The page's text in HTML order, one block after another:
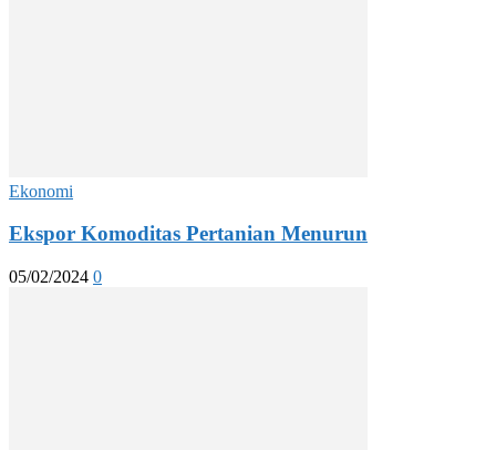
Ekonomi
Ekspor Komoditas Pertanian Menurun
05/02/2024 0